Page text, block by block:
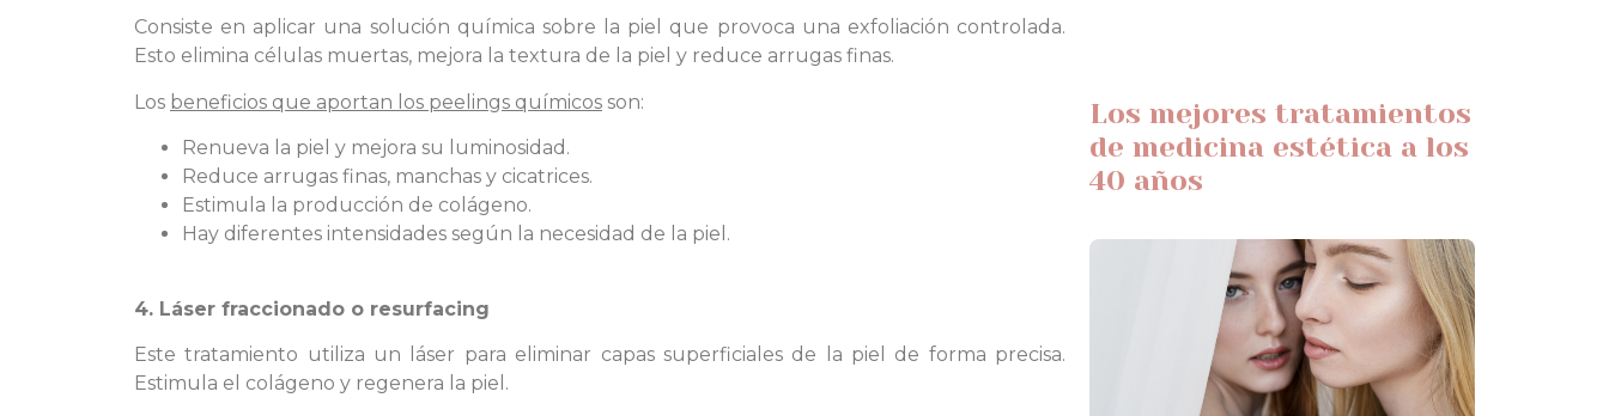
Consiste en aplicar una solución química sobre la piel que provoca una exfoliación controlada.
Esto elimina células muertas, mejora la textura de la piel y reduce arrugas finas.
Los beneficios que aportan los peelings químicos son:
Renueva la piel y mejora su luminosidad.
Reduce arrugas finas, manchas y cicatrices.
Estimula la producción de colágeno.
Hay diferentes intensidades según la necesidad de la piel.
4. Láser fraccionado o resurfacing
Este tratamiento utiliza un láser para eliminar capas superficiales de la piel de forma precisa.
Estimula el colágeno y regenera la piel.
Los mejores tratamientos
de medicina estética a los
40 años